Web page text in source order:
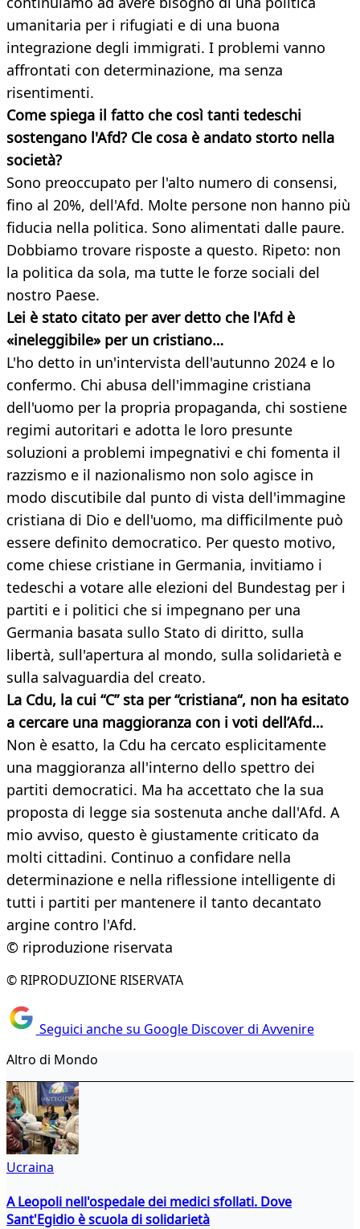
umanitaria per i rifugiati e di una buona
integrazione degli immigrati. I problemi vanno
affrontati con determinazione, ma senza
risentimenti.
Come spiega il fatto che così tanti tedeschi
sostengano l'Afd? Cle cosa è andato storto nella
società?
Sono preoccupato per l'alto numero di consensi,
fino al 20%, dell'Afd. Molte persone non hanno più
fiducia nella politica. Sono alimentati dalle paure.
Dobbiamo trovare risposte a questo. Ripeto: non
la politica da sola, ma tutte le forze sociali del
nostro Paese.
Lei è stato citato per aver detto che l'Afd è
«ineleggibile» per un cristiano…
L'ho detto in un'intervista dell'autunno 2024 e lo
confermo. Chi abusa dell'immagine cristiana
dell'uomo per la propria propaganda, chi sostiene
regimi autoritari e adotta le loro presunte
soluzioni a problemi impegnativi e chi fomenta il
razzismo e il nazionalismo non solo agisce in
modo discutibile dal punto di vista dell'immagine
cristiana di Dio e dell'uomo, ma difficilmente può
essere definito democratico. Per questo motivo,
come chiese cristiane in Germania, invitiamo i
tedeschi a votare alle elezioni del Bundestag per i
partiti e i politici che si impegnano per una
Germania basata sullo Stato di diritto, sulla
libertà, sull'apertura al mondo, sulla solidarietà e
sulla salvaguardia del creato.
La Cdu, la cui “C” sta per “cristiana“, non ha esitato
a cercare una maggioranza con i voti dell’Afd…
Non è esatto, la Cdu ha cercato esplicitamente
una maggioranza all'interno dello spettro dei
partiti democratici. Ma ha accettato che la sua
proposta di legge sia sostenuta anche dall'Afd. A
mio avviso, questo è giustamente criticato da
molti cittadini. Continuo a confidare nella
determinazione e nella riflessione intelligente di
tutti i partiti per mantenere il tanto decantato
argine contro l'Afd.
© riproduzione riservata
© RIPRODUZIONE RISERVATA
Seguici anche su Google Discover di Avvenire
Altro di Mondo
Ucraina
A Leopoli nell'ospedale dei medici sfollati. Dove
Sant'Egidio è scuola di solidarietà